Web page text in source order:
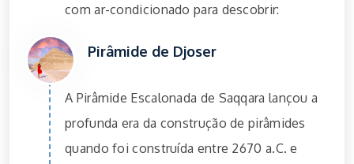
com ar-condicionado para descobrir:
Pirâmide de Djoser
A Pirâmide Escalonada de Saqqara lançou a
profunda era da construção de pirâmides
quando foi construída entre 2670 a.C. e